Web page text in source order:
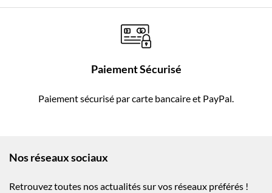
Paiement Sécurisé
Paiement sécurisé par carte bancaire et PayPal.
Nos réseaux sociaux
Retrouvez toutes nos actualités sur vos réseaux préférés !